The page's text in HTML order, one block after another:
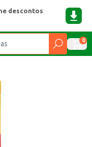
descontos
0